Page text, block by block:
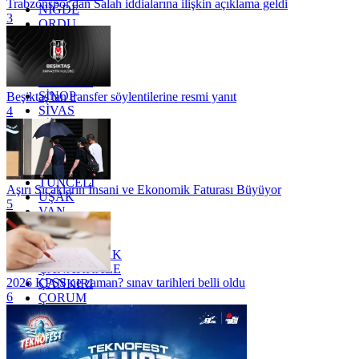
NİĞDE
ORDU
OSMANİYE
RİZE
SAKARYA
SİNOP
SİVAS
SİİRT
TEKİRDAĞ
TOKAT
TRABZON
TUNCELİ
UŞAK
VAN
YALOVA
YOZGAT
ZONGULDAK
ÇANAKKALE
ÇANKIRI
ÇORUM
İSTANBUL
İZMİR
ŞANLIURFA
ŞIRNAK
Trabzonspor'dan Salah iddialarına ilişkin açıklama geldi
3
Beşiktaş'tan transfer söylentilerine resmi yanıt
4
Aşırı Sıcakların İnsani ve Ekonomik Faturası Büyüyor
5
2026 KPSS ne zaman? sınav tarihleri belli oldu
6